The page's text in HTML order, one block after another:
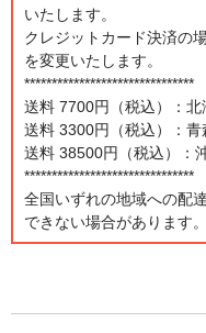
いたします。
クレジットカード決済の
を変更いたします。
*******************************
送料 7700円（税込）：北
送料 3300円（税込）：
送料 38500円（税込）：
*******************************
全国いずれの地域への配
できない場合があります。